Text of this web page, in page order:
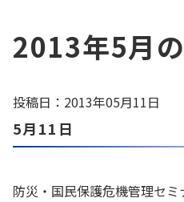
2013年5月
投稿日：2013年05月11日
5月11日
防災・国民保護危機管理セ